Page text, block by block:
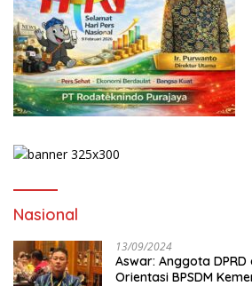
Nasional
13/09/2024
Aswar: Anggota
Orientasi BPSDM